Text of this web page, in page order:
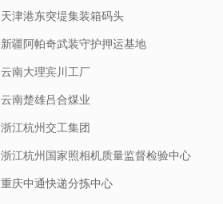
天津港东突堤集装箱码头
新疆阿帕奇武装守护押运基地
云南大理宾川工厂
云南楚雄吕合煤业
浙江杭州交工集团
浙江杭州国家照相机质量监督检验中心
重庆中通快递分拣中心